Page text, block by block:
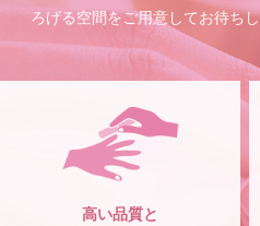
ろげる空間をご用意してお待ちし
高い品質と